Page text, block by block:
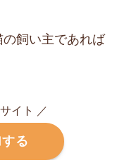
飼い主であれば
イト ／
る